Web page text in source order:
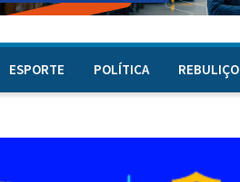
ESPORTE POLÍTICA REBULIÇO